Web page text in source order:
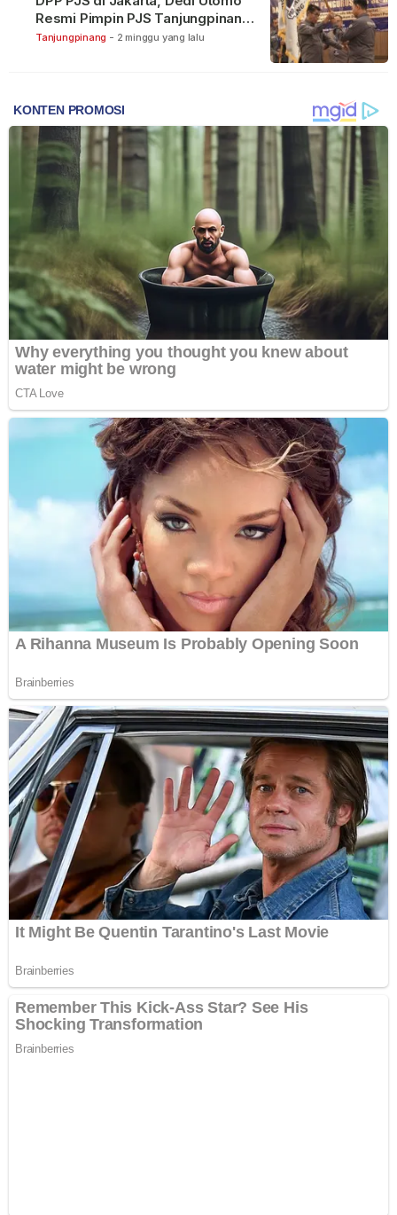
Resmi Pimpin PJS Tanjungpinang-
Bintan
Tanjungpinang - 2 minggu yang lalu